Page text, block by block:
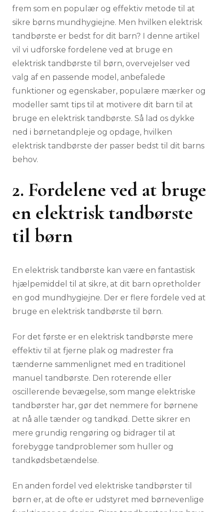
frem som en populær og effektiv metode til at
sikre børns mundhygiejne. Men hvilken elektrisk
tandbørste er bedst for dit barn? I denne artikel
vil vi udforske fordelene ved at bruge en
elektrisk tandbørste til børn, overvejelser ved
valg af en passende model, anbefalede
funktioner og egenskaber, populære mærker og
modeller samt tips til at motivere dit barn til at
bruge en elektrisk tandbørste. Så lad os dykke
ned i børnetandpleje og opdage, hvilken
elektrisk tandbørste der passer bedst til dit barns
behov.
2. Fordelene ved at bruge
en elektrisk tandbørste
til børn
En elektrisk tandbørste kan være en fantastisk
hjælpemiddel til at sikre, at dit barn opretholder
en god mundhygiejne. Der er flere fordele ved at
bruge en elektrisk tandbørste til børn.
For det første er en elektrisk tandbørste mere
effektiv til at fjerne plak og madrester fra
tænderne sammenlignet med en traditionel
manuel tandbørste. Den roterende eller
oscillerende bevægelse, som mange elektriske
tandbørster har, gør det nemmere for børnene
at nå alle tænder og tandkød. Dette sikrer en
mere grundig rengøring og bidrager til at
forebygge tandproblemer som huller og
tandkødsbetændelse.
En anden fordel ved elektriske tandbørster til
børn er, at de ofte er udstyret med børnevenlige